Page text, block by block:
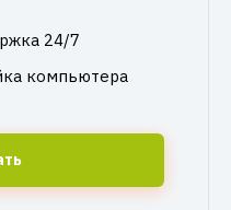
24/7
компьютера